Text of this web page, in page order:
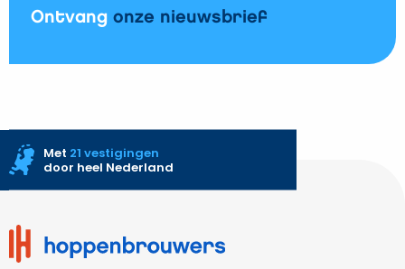
Ontvang onze nieuwsbrief
Site
Met 21 vestigingen
door heel Nederland